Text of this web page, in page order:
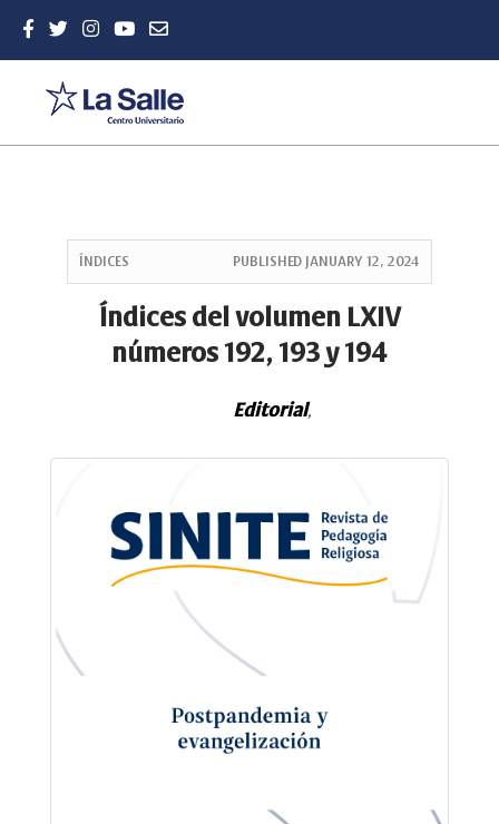
ÍNDICES PUBLISHED JANUARY 12, 2024
Índices del volumen LXIV
números 192, 193 y 194
Editorial,